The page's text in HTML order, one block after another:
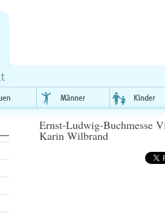
Ernst-Ludwig-Buchmesse
Karin Wilbrand